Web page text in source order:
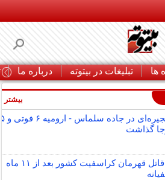
ها تبلیغات در بیتوته درباره ما
تصادف زنجیره‌ای در جاده سلماس - ارومیه ۶ فوتی و ۵
گذاشت
دستگیری قاتل قهرمان کراسفیت کشور بعد از ۱۱ ماه
بیشتر